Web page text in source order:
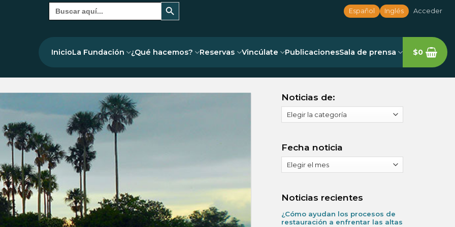
Buscar:
Español Inglés Acceder
InicioLa Fundación ¿Qué hacemos? Reservas Vincúlate PublicacionesSala de prensa $0
Noticias de:
de:
Fecha noticia
noticia
Noticias recientes
¿Cómo ayudan los procesos de
restauración a enfrentar las altas